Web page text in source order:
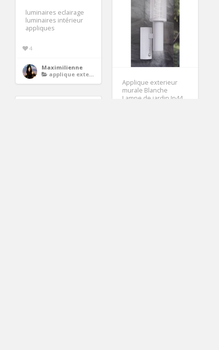
luminaires eclairage
luminaires intérieur
appliques
4
Maximilienne
applique exterieur
Applique exterieur
murale Blanche
Lampe de jardin Ip44